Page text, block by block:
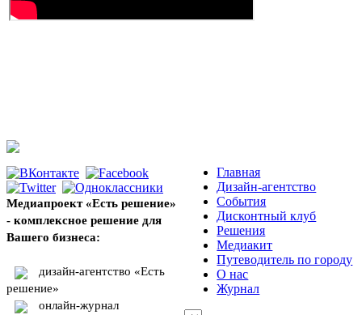
Медиапроект «Есть решение»
- комплексное решение для
Вашего бизнеса:
дизайн-агентство «Есть
решение»
онлайн-журнал
Главная
Дизайн-агентство
События
Дисконтный клуб
Решения
Медиакит
Путеводитель по городу
О нас
Журнал